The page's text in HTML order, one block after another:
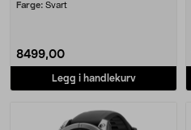
Farge: Svart
8499,00
Legg i handlekurv